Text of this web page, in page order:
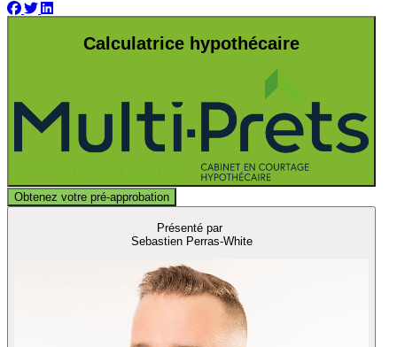
Calculatrice hypothécaire
Obtenez votre pré-approbation
Présenté par
Sebastien Perras-White